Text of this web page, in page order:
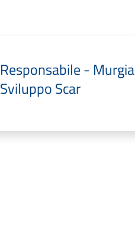
Responsabile - Murgia
Sviluppo Scar